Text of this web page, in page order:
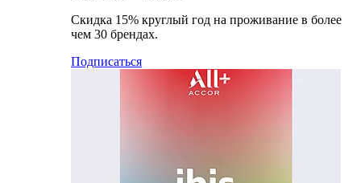
Скидка 15% круглый год на проживание в более
чем 30 брендах.
Подписаться